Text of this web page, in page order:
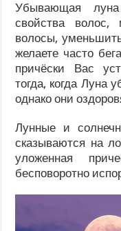
Убывающая
свойства волос,
волосы,
желаете часто
причёски Вас
тогда, когда Луна
однако они
Лунные и
сказываются на
уложенная
бесповоротно